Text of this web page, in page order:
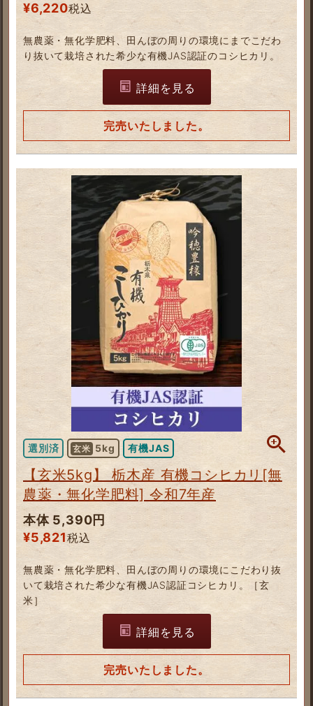
¥6,220税込
無農薬・無化学肥料、田んぼの周りの環境にまでこだわ
り抜いて栽培された希少な有機JAS認証のコシヒカリ。
完売いたしました。
詳細を見る
選別済 玄米 5kg 有機JAS
【玄米5kg】 栃木産 有機コシヒカリ[無
農薬・無化学肥料] 令和7年産
本体 5,390円
¥5,821税込
無農薬・無化学肥料、田んぼの周りの環境にこだわり抜
いて栽培された希少な有機JAS認証コシヒカリ。［玄
米］
完売いたしました。
詳細を見る